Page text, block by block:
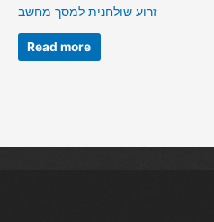
זרוע שולחנית למסך מחשב
Read more